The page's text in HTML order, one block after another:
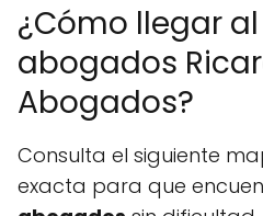
¿Cómo llegar
abogados
Abogados?
Consulta el siguiente
exacta para que